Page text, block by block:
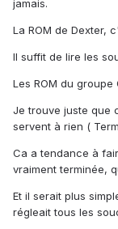
jamais.
La ROM de Dexter,
Il suffit de lire les
Les ROM du
Je trouve juste que
servent à rien (
Ca a tendance à
vraiment terminée,
Et il serait plus
régleait tous les